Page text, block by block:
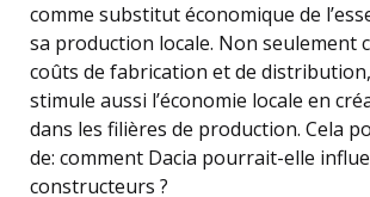
comme substitut économique de
sa production locale. Non seulement
coûts de fabrication et de
stimule aussi l’économie locale en
dans les filières de production. Cela
de: comment Dacia pourrait-elle
constructeurs ?